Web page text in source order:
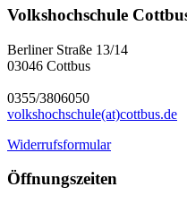
Volkshochschule
Berliner Straße 13/14
03046 Cottbus
0355/3806050
volkshochschule(at)cottbus.de
Widerrufsformular
Öffnungszeiten